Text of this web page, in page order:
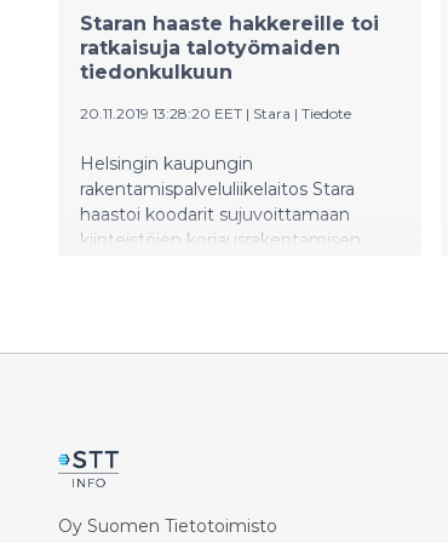
Staran haaste hakkereille toi
ratkaisuja talotyömaiden
tiedonkulkuun
20.11.2019 13:28:20 EET | Stara | Tiedote
Helsingin kaupungin
rakentamispalveluliikelaitos Stara
haastoi koodarit sujuvoittamaan
kiinteistöjen korjausrakentamisen
Oy Suomen Tietotoimisto